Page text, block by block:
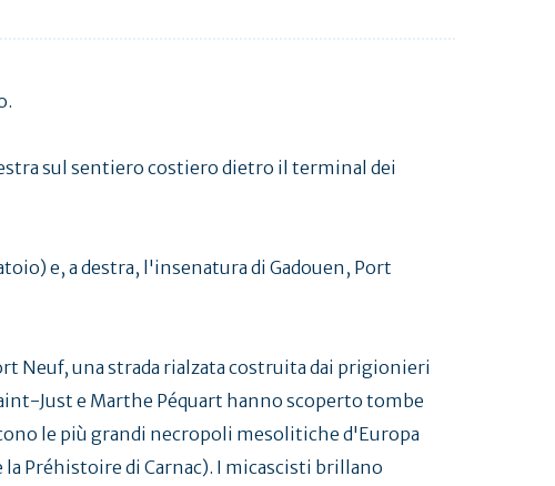
sul sentiero costiero dietro il terminal dei
e, a destra, l'insenatura di Gadouen, Port
Neuf, una strada rialzata costruita dai prigionieri
Just e Marthe Péquart hanno scoperto tombe
le più grandi necropoli mesolitiche d'Europa
Préhistoire di Carnac). I micascisti brillano